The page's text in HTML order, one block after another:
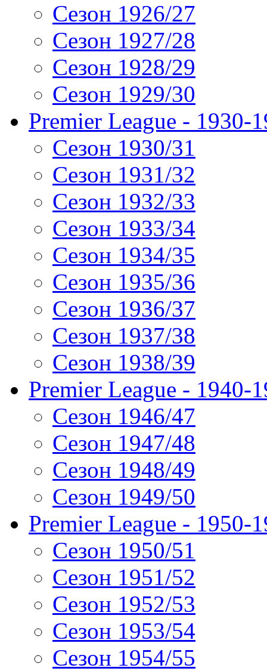
Сезон 1926/27
Сезон 1927/28
Сезон 1928/29
Сезон 1929/30
Premier League - 1930-
Сезон 1930/31
Сезон 1931/32
Сезон 1932/33
Сезон 1933/34
Сезон 1934/35
Сезон 1935/36
Сезон 1936/37
Сезон 1937/38
Сезон 1938/39
Premier League - 1940-
Сезон 1946/47
Сезон 1947/48
Сезон 1948/49
Сезон 1949/50
Premier League - 1950-
Сезон 1950/51
Сезон 1951/52
Сезон 1952/53
Сезон 1953/54
Сезон 1954/55